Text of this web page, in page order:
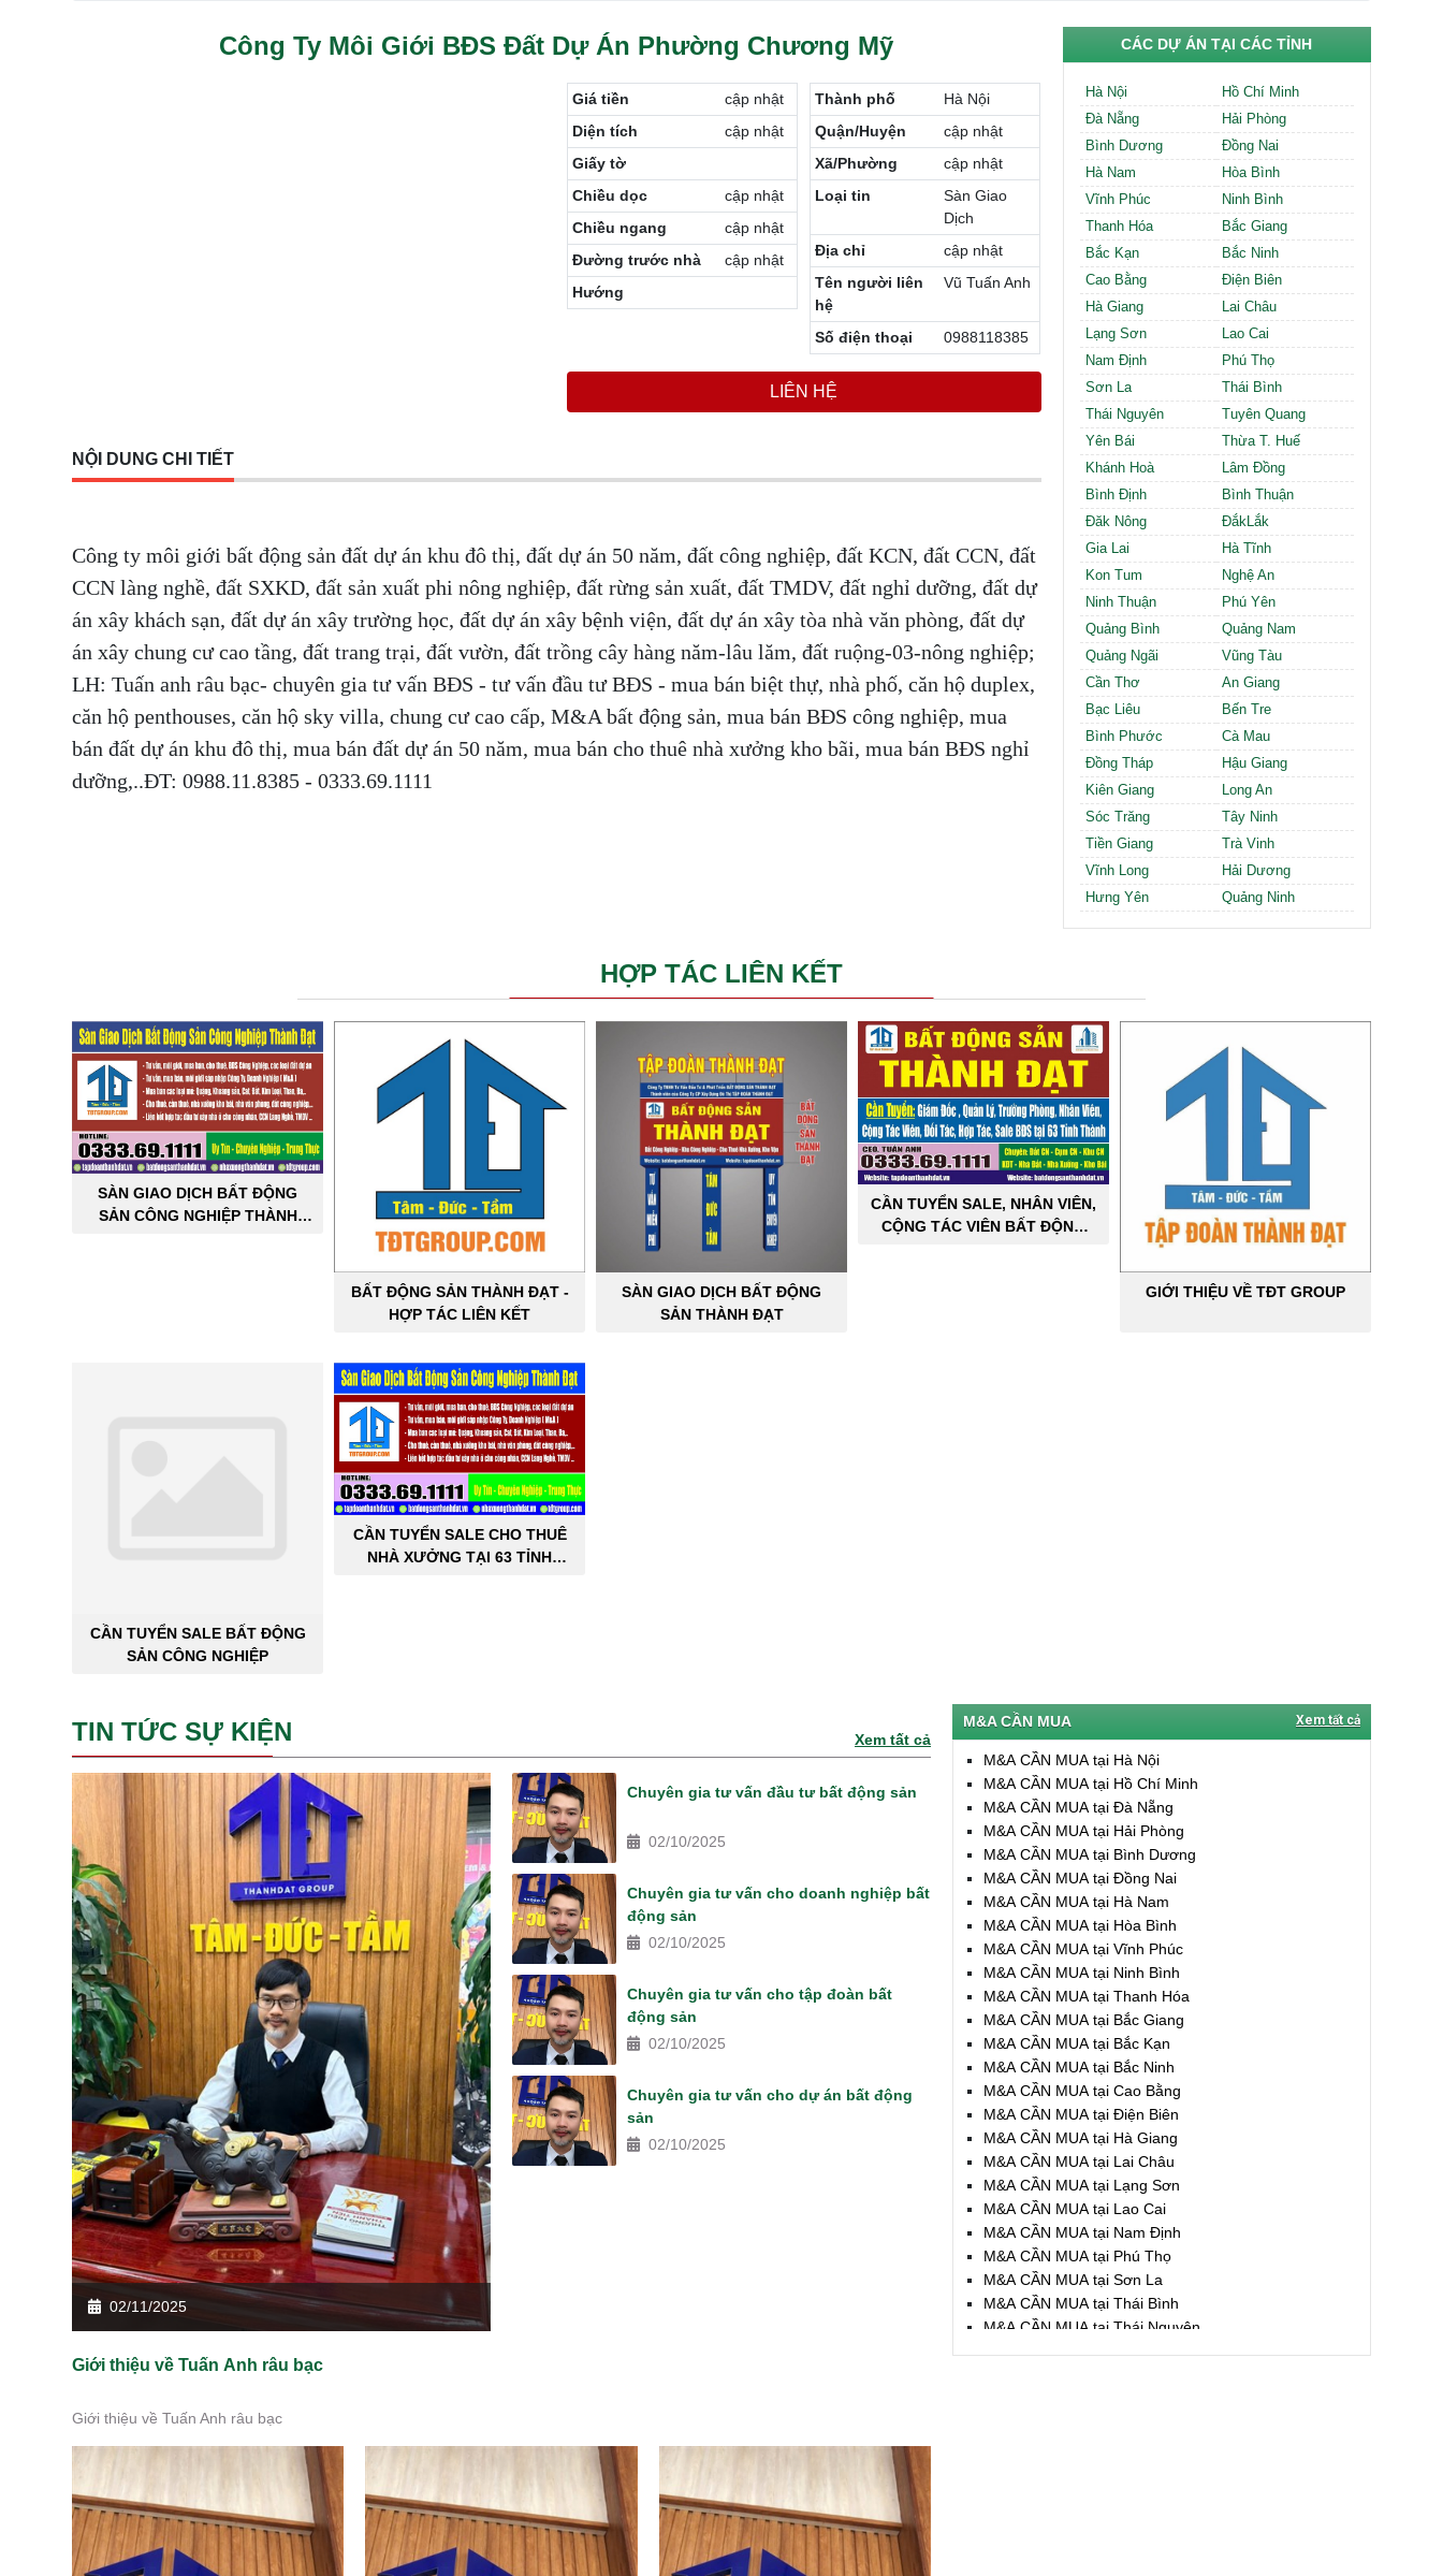
Cần thuê MBKD tại Phường Yên Hòa
Cần thuê MBKD tại Phường Nghĩa Độ
Cần thuê MBKD tại Phường Phương Liệt
Cần thuê MBKD tại Phường Khương Đình
Cần thuê MBKD tại Phường Yên Sở
Cần thuê MBKD tại Phường Hoàng Liệt
Cần thuê MBKD tại Phường Định Công
Cần thuê MBKD tại Phường Tương Mai
Cần thuê MBKD tại Phường Vĩnh Hưng
Cần thuê MBKD tại Phường Lĩnh Nam
Cần thuê MBKD tại Phường Hồng Hà
Cần thuê MBKD tại Phường Láng
Cần thuê MBKD tại Phường Văn Miếu
Cần thuê MBKD tại Phường Kim Liên
Cần thuê MBKD tại Phường Bạch Mai
Cần thuê MBKD tại Phường Vĩnh Tuy
Công Ty Môi Giới BĐS Đất Dự Án Phường Chương Mỹ
Giá tiền
cập nhật
Diện tích
cập nhật
Giấy tờ
Chiều dọc
cập nhật
Chiều ngang
cập nhật
Đường trước nhà
cập nhật
Hướng
Thành phố
Hà Nội
Quận/Huyện
cập nhật
Xã/Phường
cập nhật
Loại tin
Sàn Giao
Dịch
Địa chỉ
cập nhật
Tên người liên
hệ
Vũ Tuấn Anh
Số điện thoại 0988118385
LIÊN HỆ
NỘI DUNG CHI TIẾT
Công ty môi giới bất động sản đất dự án khu đô thị, đất dự án 50 năm, đất công nghiệp, đất KCN, đất CCN, đất
CCN làng nghề, đất SXKD, đất sản xuất phi nông nghiệp, đất rừng sản xuất, đất TMDV, đất nghỉ dưỡng, đất dự
án xây khách sạn, đất dự án xây trường học, đất dự án xây bệnh viện, đất dự án xây tòa nhà văn phòng, đất dự
án xây chung cư cao tầng, đất trang trại, đất vườn, đất trồng cây hàng năm-lâu lăm, đất ruộng-03-nông nghiệp;
LH: Tuấn anh râu bạc- chuyên gia tư vấn BĐS - tư vấn đầu tư BĐS - mua bán biệt thự, nhà phố, căn hộ duplex,
căn hộ penthouses, căn hộ sky villa, chung cư cao cấp, M&A bất động sản, mua bán BĐS công nghiệp, mua
bán đất dự án khu đô thị, mua bán đất dự án 50 năm, mua bán cho thuê nhà xưởng kho bãi, mua bán BĐS nghỉ
dưỡng,..ĐT: 0988.11.8385 - 0333.69.1111
CÁC DỰ ÁN TẠI CÁC TỈNH
Hà Nội
Hồ Chí Minh
Đà Nẵng
Hải Phòng
Bình Dương
Đồng Nai
Hà Nam
Hòa Bình
Vĩnh Phúc
Ninh Bình
Thanh Hóa
Bắc Giang
Bắc Kạn
Bắc Ninh
Cao Bằng
Điện Biên
Hà Giang
Lai Châu
Lạng Sơn
Lao Cai
Nam Định
Phú Thọ
Sơn La
Thái Bình
Thái Nguyên
Tuyên Quang
Yên Bái
Thừa T. Huế
Khánh Hoà
Lâm Đồng
Bình Định
Bình Thuận
Đăk Nông
ĐắkLắk
Gia Lai
Hà Tĩnh
Kon Tum
Nghệ An
Ninh Thuận
Phú Yên
Quảng Bình
Quảng Nam
Quảng Ngãi
Vũng Tàu
Cần Thơ
An Giang
Bạc Liêu
Bến Tre
Bình Phước
Cà Mau
Đồng Tháp
Hậu Giang
Kiên Giang
Long An
Sóc Trăng
Tây Ninh
Tiền Giang
Trà Vinh
Vĩnh Long
Hải Dương
Hưng Yên
Quảng Ninh
HỢP TÁC LIÊN KẾT
SÀN GIAO DỊCH BẤT ĐỘNG
SẢN CÔNG NGHIỆP THÀNH
BẤT ĐỘNG SẢN THÀNH ĐẠT -
HỢP TÁC LIÊN KẾT
SÀN GIAO DỊCH BẤT ĐỘNG
SẢN THÀNH ĐẠT
CẦN TUYỂN SALE, NHÂN VIÊN,
CỘNG TÁC VIÊN BẤT ĐỘNG
GIỚI THIỆU VỀ TĐT GROUP
CẦN TUYỂN SALE BẤT ĐỘNG
SẢN CÔNG NGHIỆP
CẦN TUYỂN SALE CHO THUÊ
NHÀ XƯỞNG TẠI 63 TỈNH
TIN TỨC SỰ KIỆN Xem tất cả
02/11/2025
Giới thiệu về Tuấn Anh râu bạc
Giới thiệu về Tuấn Anh râu bạc
Chuyên gia tư vấn đầu tư bất động sản
02/10/2025
Chuyên gia tư vấn cho doanh nghiệp bất
động sản
02/10/2025
Chuyên gia tư vấn cho tập đoàn bất
động sản
02/10/2025
Chuyên gia tư vấn cho dự án bất động
sản
02/10/2025
M&A CẦN MUA Xem tất cả
M&A CẦN MUA tại Hà Nội
M&A CẦN MUA tại Hồ Chí Minh
M&A CẦN MUA tại Đà Nẵng
M&A CẦN MUA tại Hải Phòng
M&A CẦN MUA tại Bình Dương
M&A CẦN MUA tại Đồng Nai
M&A CẦN MUA tại Hà Nam
M&A CẦN MUA tại Hòa Bình
M&A CẦN MUA tại Vĩnh Phúc
M&A CẦN MUA tại Ninh Bình
M&A CẦN MUA tại Thanh Hóa
M&A CẦN MUA tại Bắc Giang
M&A CẦN MUA tại Bắc Kạn
M&A CẦN MUA tại Bắc Ninh
M&A CẦN MUA tại Cao Bằng
M&A CẦN MUA tại Điện Biên
M&A CẦN MUA tại Hà Giang
M&A CẦN MUA tại Lai Châu
M&A CẦN MUA tại Lạng Sơn
M&A CẦN MUA tại Lao Cai
M&A CẦN MUA tại Nam Định
M&A CẦN MUA tại Phú Thọ
M&A CẦN MUA tại Sơn La
M&A CẦN MUA tại Thái Bình
M&A CẦN MUA tại Thái Nguyên